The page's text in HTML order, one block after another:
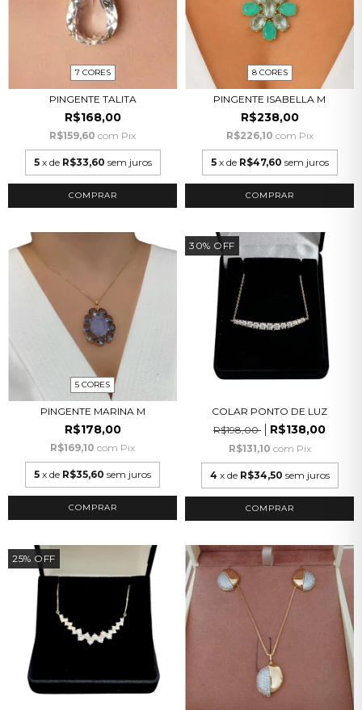
7 CORES
PINGENTE TALITA
R$168,00
R$159,60 com Pix
5 x de R$33,60 sem juros
COMPRAR
8 CORES
PINGENTE ISABELLA M
R$238,00
R$226,10 com Pix
5 x de R$47,60 sem juros
COMPRAR
5 CORES
PINGENTE MARINA M
R$178,00
R$169,10 com Pix
5 x de R$35,60 sem juros
COMPRAR
30% OFF
COLAR PONTO DE LUZ
R$198,00
R$138,00
R$131,10 com Pix
4 x de R$34,50 sem juros
25% OFF